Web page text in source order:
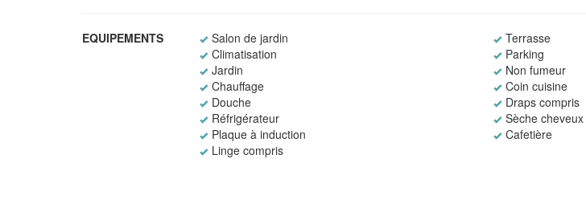
EQUIPEMENTS Salon de jardin
Terrasse
Climatisation
Parking
Jardin
Non fumeur
Chauffage
Coin cuisine
Douche
Draps compris
Réfrigérateur
Sèche cheveux
Plaque à induction
Cafetière
Linge compris